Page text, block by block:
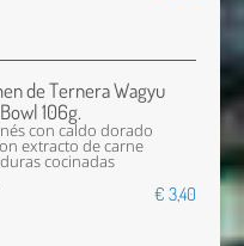
de Ternera Wagyu
106g.
con caldo dorado
extracto de carne
cocinadas
€ 3,40